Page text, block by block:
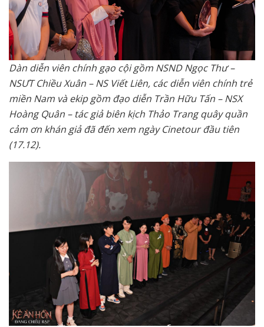
Dàn diễn viên chính gạo cội gồm NSND Ngọc Thư –
NSƯT Chiều Xuân – NS Viết Liên, các diễn viên chính trẻ
miền Nam và ekip gồm đạo diễn Trần Hữu Tấn – NSX
Hoàng Quân – tác giả biên kịch Thảo Trang quây quần
cảm ơn khán giả đã đến xem ngày Cinetour đầu tiên
(17.12).